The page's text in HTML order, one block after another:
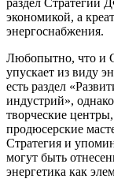
раздел Стратегии
экономикой, а
энергоснабжения.
Любопытно, что и
упускает из виду
есть раздел
индустрий»,
творческие
продюсерские
Стратегия и
могут быть
энергетика как